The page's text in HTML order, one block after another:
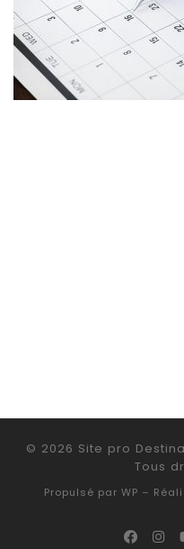
© 2026 Site pro
Tous
Propulsé par WP –